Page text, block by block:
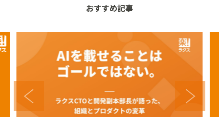
おすすめ記事